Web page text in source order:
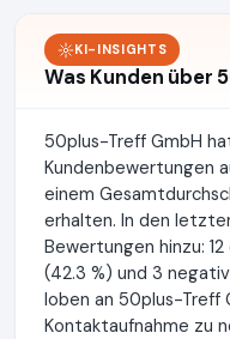
KI-INSIGHTS
Was Kunden über
50plus-Treff GmbH
Kundenbewertungen
einem
erhalten. In den
Bewertungen hinzu:
(42.3 %) und 3 negativ
loben an 50plus-Treff
Kontaktaufnahme zu